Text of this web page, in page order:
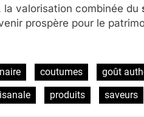
valorisation combinée du
prospère pour le
coutumes goût
produits saveurs